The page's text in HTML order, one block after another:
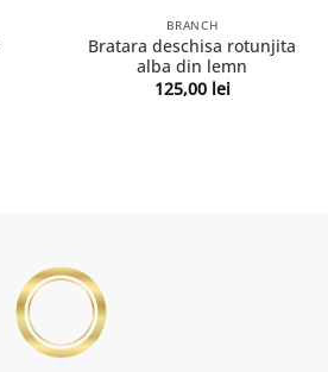
BRANCH
Bratara deschisa rotunjita
alba din lemn
125,00 lei